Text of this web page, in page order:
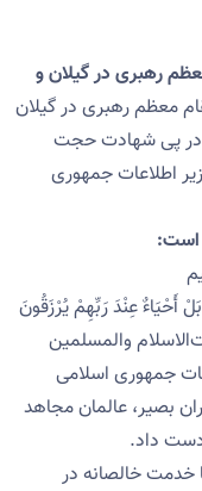
رهبری در گیلان و
معظم رهبری در گیلان
در پی شهادت حجت
اطلاعات جمهوری
است:
أَحْیَاءٌ عِنْدَ رَبِّهِمْ یُرْزَقُونَ
والمسلمین
جمهوری اسلامی
بصیر، عالمان مجاهد
دست داد.
خدمت خالصانه در